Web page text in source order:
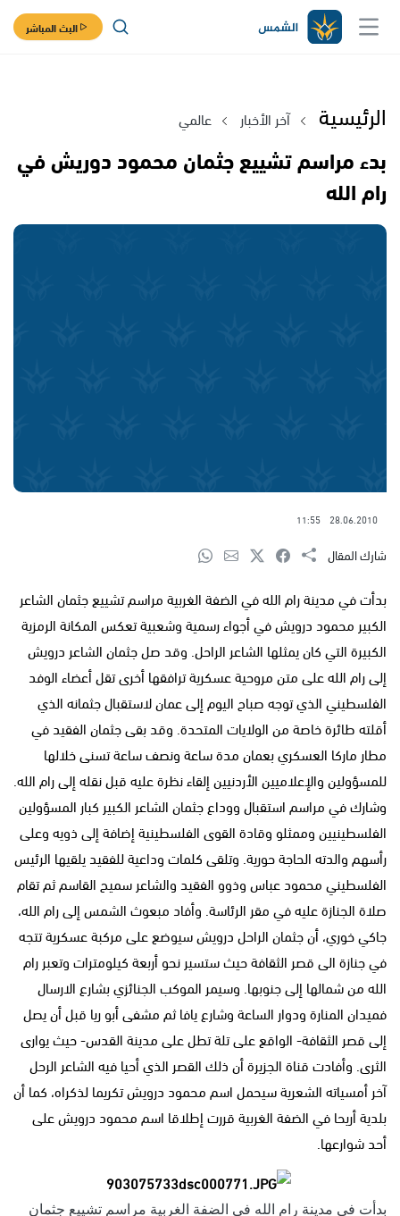
البث المباشر
الرئيسية آخر الأخبار عالمي
بدء مراسم تشييع جثمان محمود دوريش في
رام الله
28.06.2010
11:55
شارك المقال
بدأت في مدينة رام الله في الضفة الغربية مراسم تشييع جثمان الشاعر
الكبير محمود درويش في أجواء رسمية وشعبية تعكس المكانة الرمزية
الكبيرة التي كان يمثلها الشاعر الراحل. وقد صل جثمان الشاعر درويش
إلى رام الله على متن مروحية عسكرية ترافقها أخرى تقل أعضاء الوفد
الفلسطيني الذي توجه صباح اليوم إلى عمان لاستقبال جثمانه الذي
أقلته طائرة خاصة من الولايات المتحدة. وقد بقى جثمان الفقيد في
مطار ماركا العسكري بعمان مدة ساعة ونصف ساعة تسنى خلالها
للمسؤولين والإعلاميين الأردنيين إلقاء نظرة عليه قبل نقله إلى رام الله.
وشارك في مراسم استقبال ووداع جثمان الشاعر الكبير كبار المسؤولين
الفلسطينيين وممثلو وقادة القوى الفلسطينية إضافة إلى ذويه وعلى
رأسهم والدته الحاجة حورية. وتلقى كلمات وداعية للفقيد يلقيها الرئيس
الفلسطيني محمود عباس وذوو الفقيد والشاعر سميح القاسم ثم تقام
صلاة الجنازة عليه في مقر الرئاسة. وأفاد مبعوث الشمس إلى رام الله،
جاكي خوري، أن جثمان الراحل درويش سيوضع على مركبة عسكرية تتجه
في جنازة الى قصر الثقافة حيث ستسير نحو أربعة كيلومترات وتعبر رام
الله من شمالها إلى جنوبها. وسيمر الموكب الجنائزي بشارع الارسال
فميدان المنارة ودوار الساعة وشارع يافا ثم مشفى أبو ريا قبل أن يصل
إلى قصر الثقافة- الواقع على تلة تطل على مدينة القدس- حيث يوارى
الثرى. وأفادت قناة الجزيرة أن ذلك القصر الذي أحيا فيه الشاعر الرحل
آخر أمسياته الشعرية سيحمل اسم محمود درويش تكريما لذكراه، كما أن
بلدية أريحا في الضفة الغربية قررت إطلاقا اسم محمود درويش على
أحد شوارعها.
بدأت في مدينة رام الله في الضفة الغربية مراسم تشييع جثمان